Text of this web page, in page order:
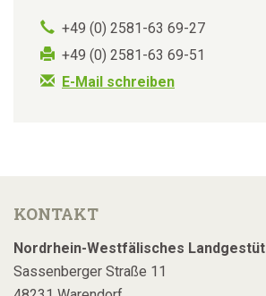
+49 (0) 2581-63 69-27
+49 (0) 2581-63 69-51
E-Mail schreiben
KONTAKT
Nordrhein-Westfälisches Landgestüt
Sassenberger Straße 11